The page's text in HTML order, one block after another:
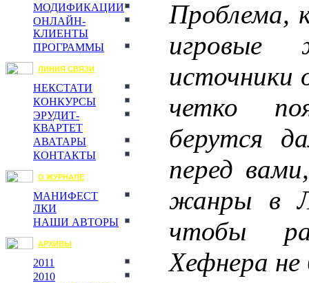
МОДИФИКАЦИИ
ОНЛАЙН-
КЛИЕНТЫ
ПРОГРАММЫ
ЛИНИЯ СВЯЗИ
НЕКСТАТИ
КОНКУРСЫ
ЭРУДИТ-
КВАРТЕТ
АВАТАРЫ
КОНТАКТЫ
О ЖУРНАЛЕ
МАНИФЕСТ
ЛКИ
НАШИ АВТОРЫ
АРХИВЫ
2011
2010
Проблема,
игровые
источники
четко
берутся
перед
жанры в
чтобы
Хефнера не